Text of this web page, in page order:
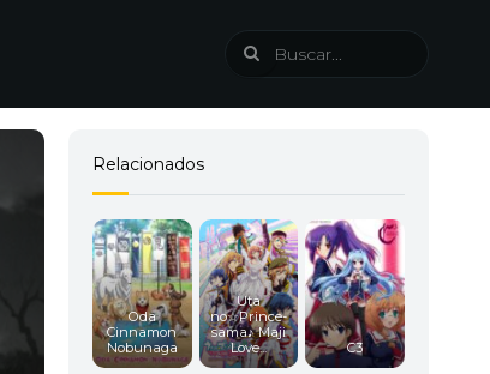
Relacionados
Oda
Cinnamon
Nobunaga
Uta
no☆Prince-
sama♪ Maji
Love...
C3